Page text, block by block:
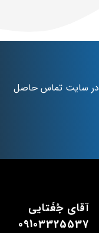
در سایت تماس حاصل
آقای جُغَتایی
09103325537